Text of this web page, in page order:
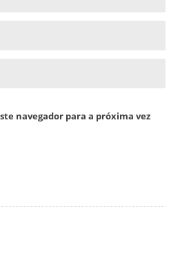
navegador para a próxima vez